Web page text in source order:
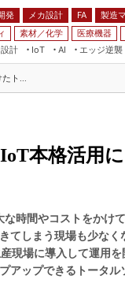
発 メカ設計 FA 製造
素材／化学 医療機器
計
IoT
AI
エッジ逆襲
JIMTOF
IIFES
TECHNO-FRONTIER
人テク展
スマート工場EXPO
つながるクルマ
フィールドサービ
組み込み画像技術
組み込みモデリン
Windows
メカ設計
モビリティ
ト...
本格活用
時間やコストをかけ
てしまう現場も少なく
現場に導入して運用を
アップできるトータル